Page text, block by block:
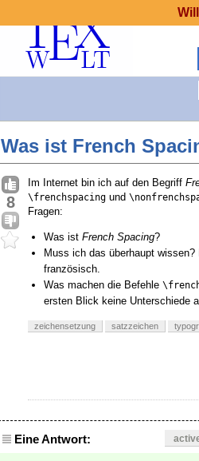
Was ist French
8
Im Internet bin ich auf den Begriff
\frenchspacing und
Fragen:
Was ist French Spacing?
Muss ich das überhaupt
französisch.
Was machen die Befehle
ersten Blick keine Unterschiede
zeichensetzung satzzeichen
Eine Antwort: